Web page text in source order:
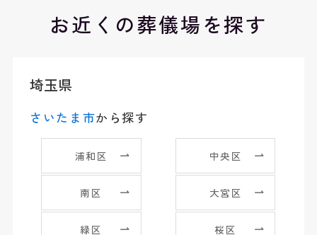
お近くの葬儀場を探す
埼玉県
さいたま市から探す
浦和区 中央区
南区 大宮区
緑区 桜区